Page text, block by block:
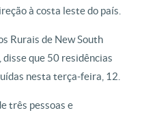
à costa leste do país.
Rurais de New South
disse que 50 residências
nesta terça-feira, 12.
três pessoas e